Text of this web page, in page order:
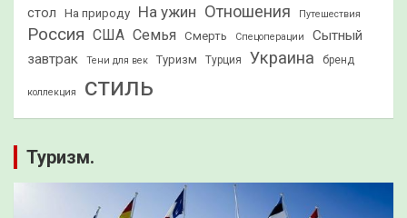
стол
На природу На ужин Отношения Путешествия
Россия США Семья Смерть Спецоперации
Сытный
завтрак
Тени для век Туризм Турция Украина бренд
коллекция стиль
Туризм.